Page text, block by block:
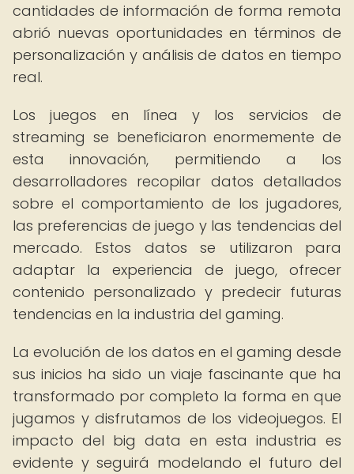
cantidades de información de forma remota
abrió nuevas oportunidades en términos de
personalización y análisis de datos en tiempo
real.
Los juegos en línea y los servicios de
streaming se beneficiaron enormemente de
esta innovación, permitiendo a los
desarrolladores recopilar datos detallados
sobre el comportamiento de los jugadores,
las preferencias de juego y las tendencias del
mercado. Estos datos se utilizaron para
adaptar la experiencia de juego, ofrecer
contenido personalizado y predecir futuras
tendencias en la industria del gaming.
La evolución de los datos en el gaming desde
sus inicios ha sido un viaje fascinante que ha
transformado por completo la forma en que
jugamos y disfrutamos de los videojuegos. El
impacto del big data en esta industria es
evidente y seguirá modelando el futuro del